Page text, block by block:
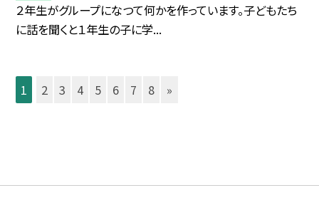
２年生がグループになつて何かを作っています。子どもたち
に話を聞くと１年生の子に学...
1 2 3 4 5 6 7 8 »